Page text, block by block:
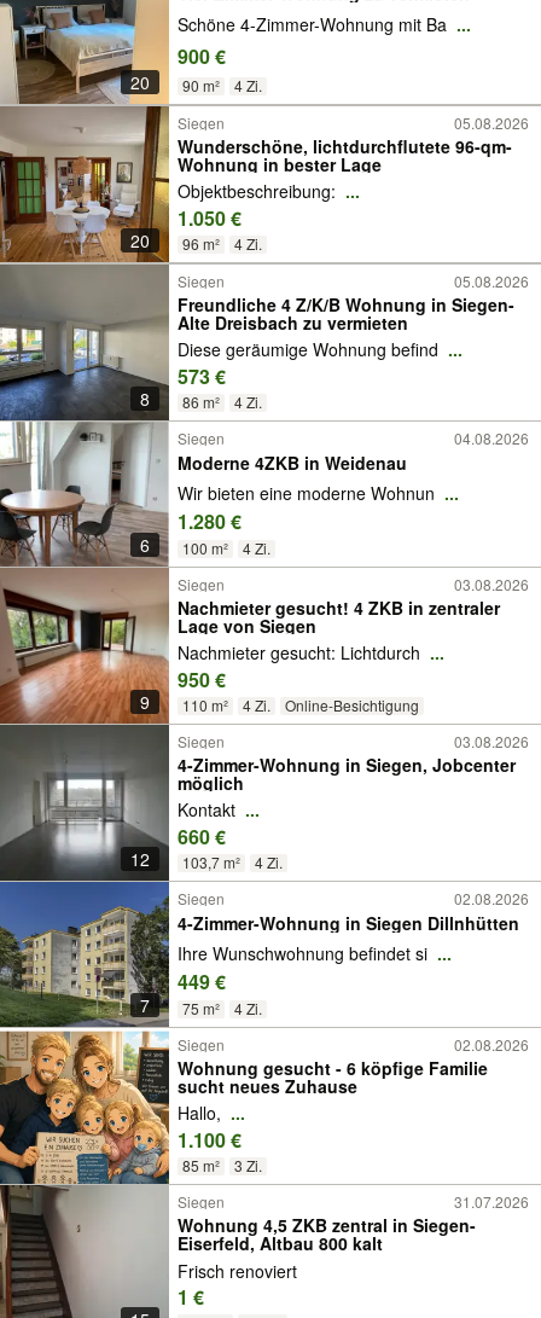
20
Schöne 4-Zimmer-Wohnung mit Ba ...
900 €
90 m² 4 Zi.
20
Siegen 05.08.2026
Wunderschöne, lichtdurchflutete 96-qm-
Wohnung in bester Lage
Objektbeschreibung: ...
1.050 €
96 m² 4 Zi.
8
Siegen 05.08.2026
Freundliche 4 Z/K/B Wohnung in Siegen-
Alte Dreisbach zu vermieten
Diese geräumige Wohnung befind ...
573 €
86 m² 4 Zi.
6
Siegen 04.08.2026
Moderne 4ZKB in Weidenau
Wir bieten eine moderne Wohnun ...
1.280 €
100 m² 4 Zi.
9
Siegen 03.08.2026
Nachmieter gesucht! 4 ZKB in zentraler
Lage von Siegen
Nachmieter gesucht: Lichtdurch ...
950 €
110 m² 4 Zi. Online-Besichtigung
12
Siegen 03.08.2026
4-Zimmer-Wohnung in Siegen, Jobcenter
möglich
Kontakt ...
660 €
103,7 m² 4 Zi.
7
Siegen 02.08.2026
4-Zimmer-Wohnung in Siegen Dillnhütten
Ihre Wunschwohnung befindet si ...
449 €
75 m²
4 Zi.
Siegen
02.08.2026
Wohnung gesucht - 6 köpfige Familie
sucht neues Zuhause
Hallo, ...
1.100 €
85 m² 3 Zi.
Siegen 31.07.2026
Wohnung 4,5 ZKB zentral in Siegen-
Eiserfeld, Altbau 800 kalt
Frisch renoviert
1 €